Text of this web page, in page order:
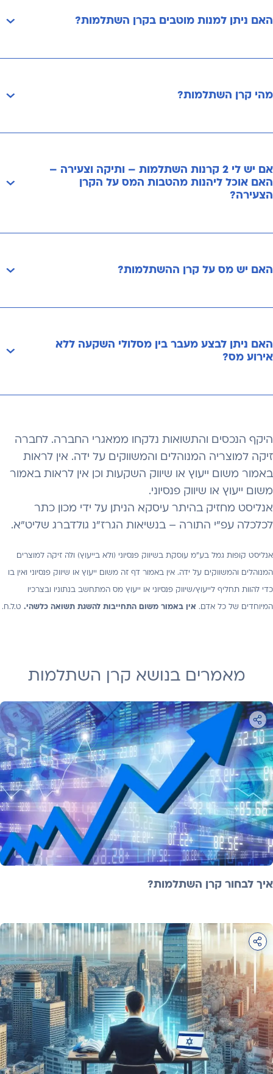
האם ניתן למנות מוטבים בקרן השתלמות?
מהי קרן השתלמות?
אם יש לי 2 קרנות השתלמות – ותיקה וצעירה –
האם אוכל ליהנות מהטבות המס על הקרן
הצעירה?
האם יש מס על קרן ההשתלמות?
האם ניתן לבצע מעבר בין מסלולי השקעה ללא
אירוע מס?
היקף הנכסים והתשואות נלקחו ממאגרי החברה. לחברה
זיקה למוצריה המנוהלים והמשווקים על ידה. אין לראות
באמור משום ייעוץ או שיווק השקעות וכן אין לראות באמור
משום ייעוץ או שיווק פנסיוני.
אנליסט מחזיק בהיתר עיסקא הניתן על ידי מכון כתר
לכלכלה עפ"י התורה – בנשיאות הגרז"נ גולדברג שליט"א.
אנליסט קופות גמל בע"מ עוסקת בשיווק פנסיוני (ולא בייעוץ) ולה זיקה למוצרים
המנוהלים והמשווקים על ידה. אין באמור דף זה משום ייעוץ או שיווק פנסיוני ואין בו
כדי להוות תחליף לייעוץ/שיווק פנסיוני או ייעוץ מס המתחשב בנתוניו ובצרכיו
המיוחדים של כל אדם. אין באמור משום התחייבות להשגת תשואה כלשהי. ט.ל.ח.
מאמרים בנושא קרן השתלמות
איך לבחור קרן השתלמות?